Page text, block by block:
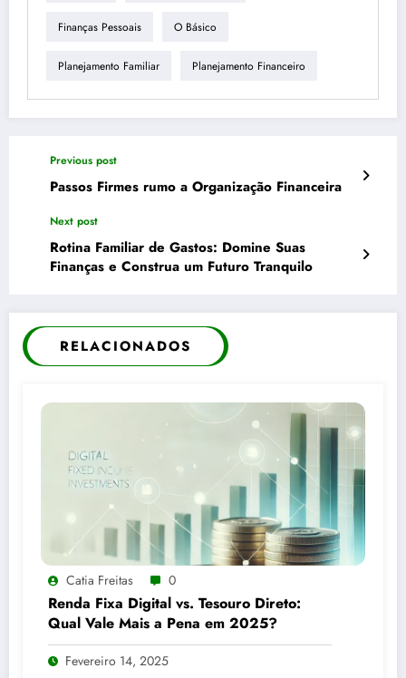
Finanças Pessoais O Básico
Planejamento Familiar Planejamento Financeiro
Previous post
Passos Firmes rumo a Organização Financeira
Next post
Rotina Familiar de Gastos: Domine Suas
Finanças e Construa um Futuro Tranquilo
RELACIONADOS
Catia Freitas 0
Renda Fixa Digital vs. Tesouro Direto:
Qual Vale Mais a Pena em 2025?
Fevereiro 14, 2025